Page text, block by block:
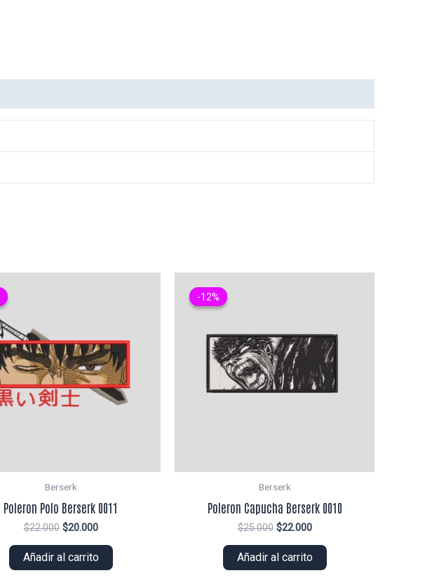
Berserk
Poleron Polo Berserk 0011
$22.000 El
original
era:
$20.000El
actual
es:
Añadir al carrito
-12%
-12%
Berserk
Poleron Capucha Berserk 0010
$25.000 El
original
era:
$22.000El
actual
es:
Añadir al carrito